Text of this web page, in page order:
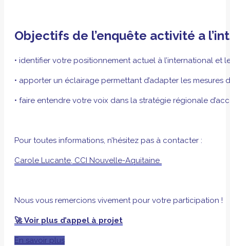
Objectifs de l’enquête activité a
• identifier votre positionnement actuel à l’international et
• apporter un éclairage permettant d’adapter les mesures
• faire entendre votre voix dans la stratégie régionale
Pour toutes informations, n’hésitez pas à contacter :
Carole Lucante, CCI Nouvelle-Aquitaine
Nous vous remercions vivement pour votre participation !
🚀Voir plus d’appel à projet
En savoir plus